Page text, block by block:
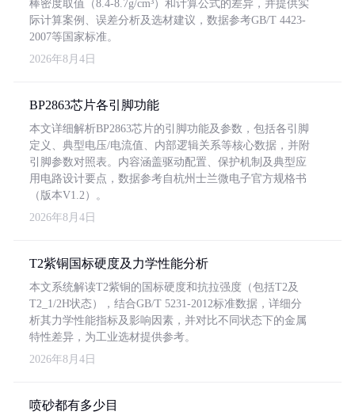
棒密度取值（8.4-8.7g/cm³）和计算公式的差异，并提供实
际计算案例、误差分析及选材建议，数据参考GB/T 4423-
2007等国家标准。
2026年8月4日
BP2863芯片各引脚功能
本文详细解析BP2863芯片的引脚功能及参数，包括各引脚
定义、典型电压/电流值、内部逻辑关系等核心数据，并附
引脚参数对照表。内容涵盖驱动配置、保护机制及典型应
用电路设计要点，数据参考自杭州士兰微电子官方规格书
（版本V1.2）。
2026年8月4日
T2紫铜国标硬度及力学性能分析
本文系统解读T2紫铜的国标硬度和抗拉强度（包括T2及
T2_1/2H状态），结合GB/T 5231-2012标准数据，详细分
析其力学性能指标及影响因素，并对比不同状态下的金属
特性差异，为工业选材提供参考。
2026年8月4日
喷砂都有多少目